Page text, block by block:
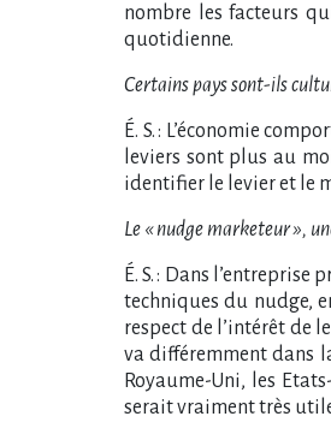
nombre les facteurs
quotidienne.
Certains pays sont-ils
É. S. : L’économie
leviers sont plus au
identifier le levier et le
Le « nudge marketeur »,
É. S. : Dans
techniques du nudge,
respect de l’intérêt de
va différemment dans
Royaume-Uni, les
serait vraiment très utile